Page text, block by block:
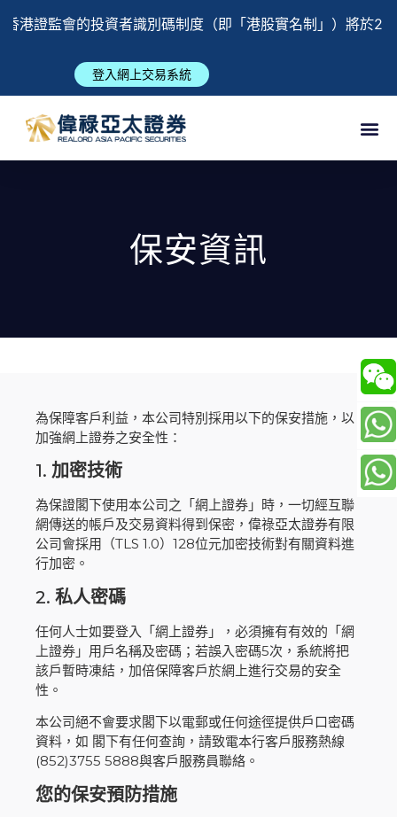
證監會的投資者識別碼制度（即「港股實名制」）將於
登入網上交易系統
保安資訊
為保障客戶利益，本公司特別採用以下的保安措施，以
加強網上證券之安全性：
1. 加密技術
為保證閣下使用本公司之「網上證券」時，一切經互聯
網傳送的帳戶及交易資料得到保密，偉祿亞太證券有限
公司會採用（TLS 1.0）128位元加密技術對有關資料進
行加密。
2. 私人密碼
任何人士如要登入「網上證券」，必須擁有有效的「網
上證券」用戶名稱及密碼；若誤入密碼5次，系統將把
該戶暫時凍結，加倍保障客戶於網上進行交易的安全
性。
本公司絕不會要求閣下以電郵或任何途徑提供戶口密碼
資料，如 閣下有任何查詢，請致電本行客戶服務熱線
(852)3755 5888與客戶服務員聯絡 。
您的保安預防措施